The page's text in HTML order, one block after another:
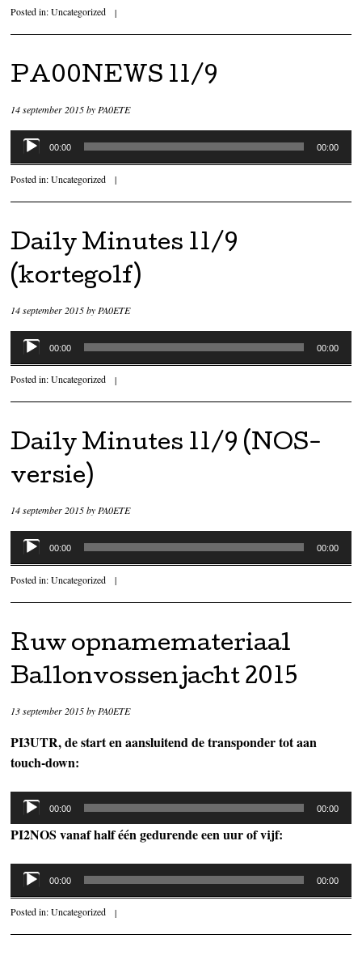
Posted in:Uncategorized |
PA00NEWS 11/9
14 september 2015byPA0ETE
Audiospeler
00:00 00:00
Posted in:Uncategorized |
Daily Minutes 11/9
(kortegolf)
14 september 2015by PA0ETE
Audiospeler
00:00 00:00
Posted in:Uncategorized |
Daily Minutes 11/9 (NOS-
versie)
14 september 2015byPA0ETE
Audiospeler
00:00 00:00
Posted in:Uncategorized |
Ruw opnamemateriaal
Ballonvossenjacht 2015
13 september 2015by PA0ETE
PI3UTR, de start en aansluitend de transponder tot aan
touch-down:
Audiospeler
00:00 00:00
PI2NOS vanaf half één gedurende een uur of vijf:
Audiospeler
00:00 00:00
Posted in:Uncategorized |